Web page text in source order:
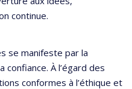
continue.
se manifeste par la
À l’égard des
conformes à l’éthique et